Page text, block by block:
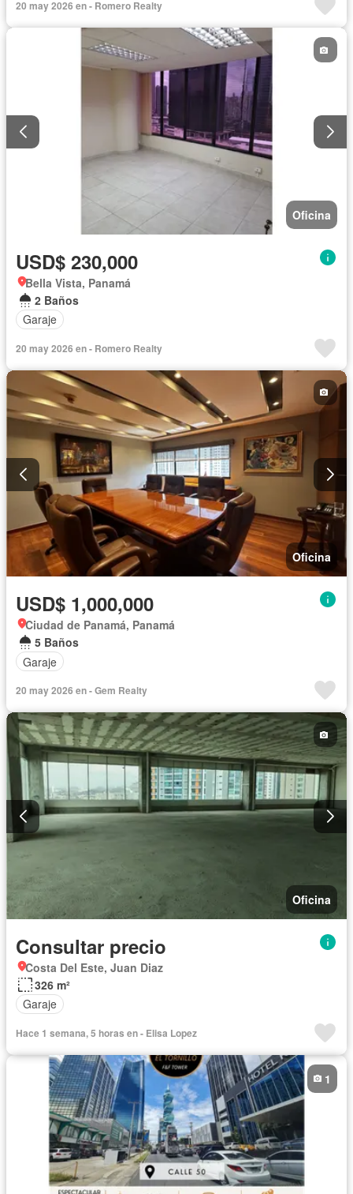
20 may 2026 en - Romero Realty
Oficina
USD$ 230,000
Bella Vista, Panamá
2 Baños
Garaje
20 may 2026 en - Romero Realty
Oficina
USD$ 1,000,000
Ciudad de Panamá, Panamá
5 Baños
Garaje
20 may 2026 en - Gem Realty
Oficina
Consultar precio
Costa Del Este, Juan Diaz
326 m²
Garaje
Hace 1 semana, 5 horas en - Elisa Lopez
1